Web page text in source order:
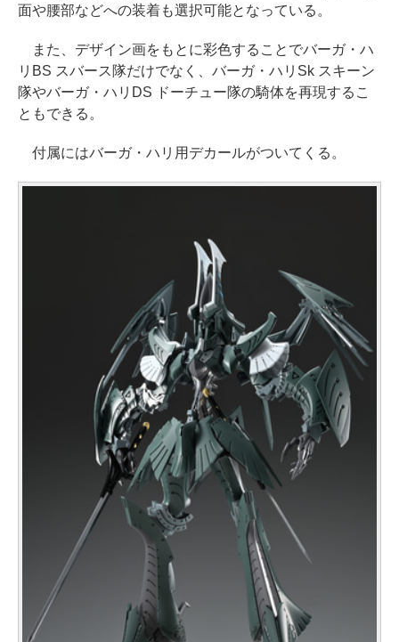
面や腰部などへの装着も選択可能となっている。
また、デザイン画をもとに彩色することでバーガ・ハ
リBS スバース隊だけでなく、バーガ・ハリSk スキーン
隊やバーガ・ハリDS ドーチュー隊の騎体を再現するこ
ともできる。
付属にはバーガ・ハリ用デカールがついてくる。